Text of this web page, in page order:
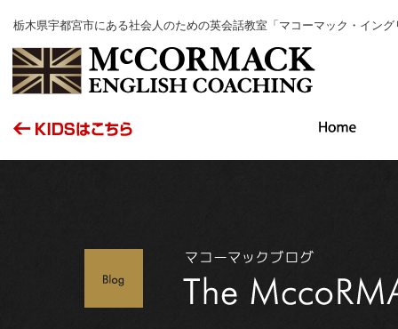
栃木県宇都宮市にある社会人のための英会話教室「マコーマック・イン